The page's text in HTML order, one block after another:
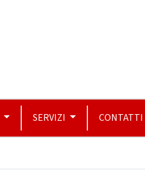
SERVIZI CONTATTI